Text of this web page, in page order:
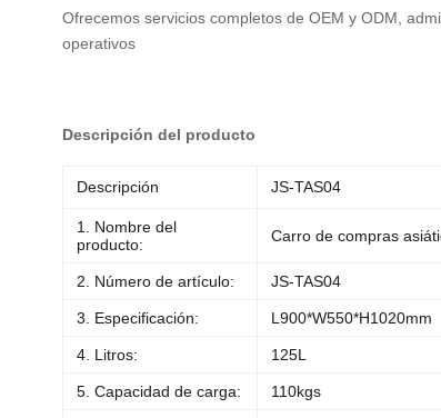
Ofrecemos servicios completos de OEM y ODM,
operativos
Descripción del producto
Descripción JS-TAS04
1. Nombre del
producto:
Carro de compras
2. Número de artículo: JS-TAS04
3. Especificación: L900*W550*H1020mm
4. Litros: 125L
5. Capacidad de carga: 110kgs